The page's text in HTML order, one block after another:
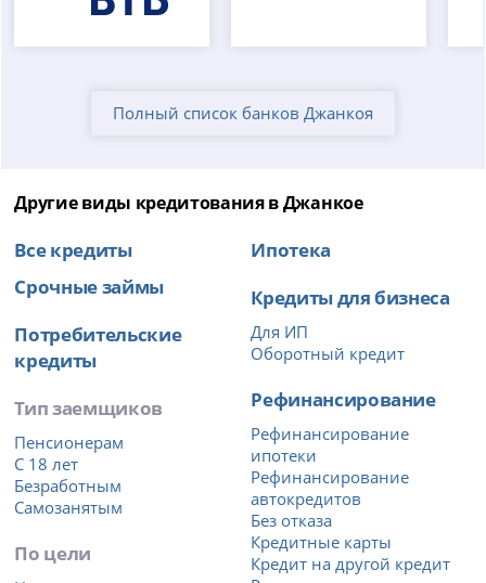
Полный список банков Джанкоя
Другие виды кредитования в Джанкое
Все кредиты
Срочные займы
Потребительские
кредиты
Тип заемщиков
Пенсионерам
С 18 лет
Безработным
Самозанятым
По цели
Ипотека
Кредиты для бизнеса
Для ИП
Оборотный кредит
Рефинансирование
Рефинансирование
ипотеки
Рефинансирование
автокредитов
Без отказа
Кредитные карты
Кредит на другой кредит